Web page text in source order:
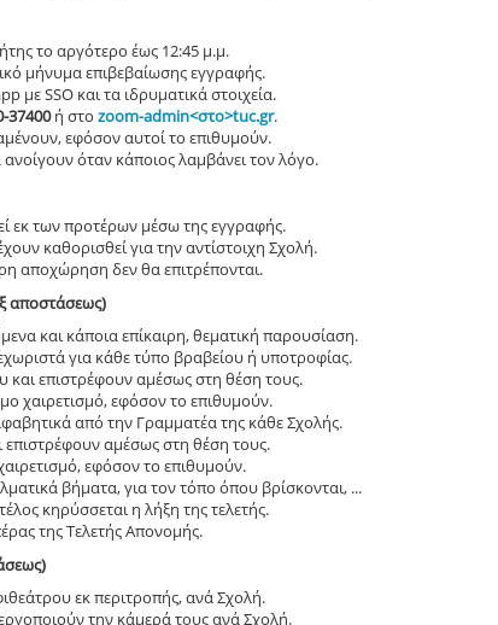
το αργότερο έως 12:45 μ.μ.
μήνυμα επιβεβαίωσης εγγραφής.
με SSO και τα ιδρυματικά στοιχεία.
37400ή στο zoom-admin<στο>tuc.gr.
εφόσον αυτοί το επιθυμούν.
όταν κάποιος λαμβάνει τον λόγο.
εκ των προτέρων μέσω της εγγραφής.
καθορισθεί για την αντίστοιχη Σχολή.
αποχώρηση δεν θα επιτρέπονται.
αποστάσεως)
και κάποια επίκαιρη, θεματική παρουσίαση.
για κάθε τύπο βραβείου ή υποτροφίας.
επιστρέφουν αμέσως στη θέση τους.
χαιρετισμό, εφόσον το επιθυμούν.
από την Γραμματέα της κάθε Σχολής.
επιστρέφουν αμέσως στη θέση τους.
εφόσον το επιθυμούν.
βήματα, για τον τόπο όπου βρίσκονται, ...
κηρύσσεται η λήξη της τελετής.
της Τελετής Απονομής.
εκ περιτροπής, ανά Σχολή.
την κάμερά τους ανά Σχολή.